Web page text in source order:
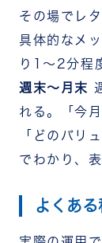
その場でレ
具体的なメ
り1〜2分程
週末〜月末
れる。「今
「どのバリ
でわかり、
よくある